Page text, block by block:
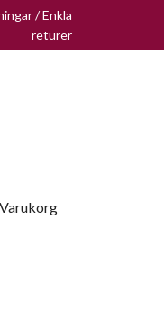
/ Enkla
returer
Varukorg